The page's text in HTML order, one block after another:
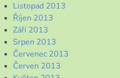
Listopad 2013
Říjen 2013
Září 2013
Srpen 2013
Červenec 2013
Červen 2013